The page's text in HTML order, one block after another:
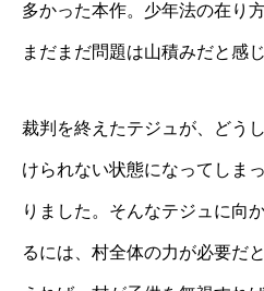
多かった本作。少年法の在り
まだまだ問題は山積みだと感
裁判を終えたテジュが、どう
けられない状態になってしま
りました。そんなテジュに向
るには、村全体の力が必要だ